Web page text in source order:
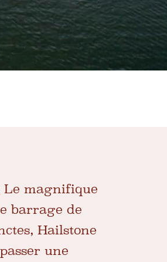
Le magnifique
barrage de
Hailstone
une